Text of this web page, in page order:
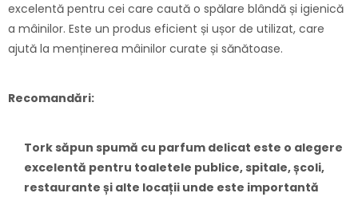
excelentă pentru cei care caută o spălare blândă și igienică
a mâinilor. Este un produs eficient și ușor de utilizat, care
ajută la menținerea mâinilor curate și sănătoase.
Recomandări:
Tork săpun spumă cu parfum delicat este o alegere
excelentă pentru toaletele publice, spitale, școli,
restaurante și alte locații unde este importantă